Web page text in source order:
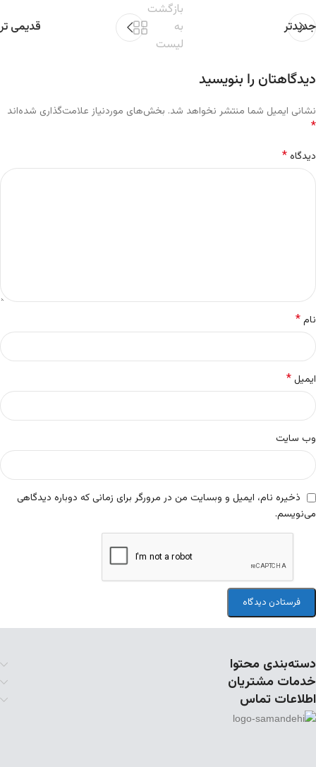
جدیدتر
بازگشت
به
لیست
قدیمی تر
دیدگاهتان را بنویسید
نشانی ایمیل شما منتشر نخواهد شد. بخش‌های موردنیاز علامت‌گذاری شده‌اند
*
دیدگاه*
نام*
ایمیل*
وب‌ سایت
ذخیره نام، ایمیل و وبسایت من در مرورگر برای زمانی که دوباره دیدگاهی
می‌نویسم.
دسته‌بندی محتوا
خدمات مشتریان
اطلاعات تماس